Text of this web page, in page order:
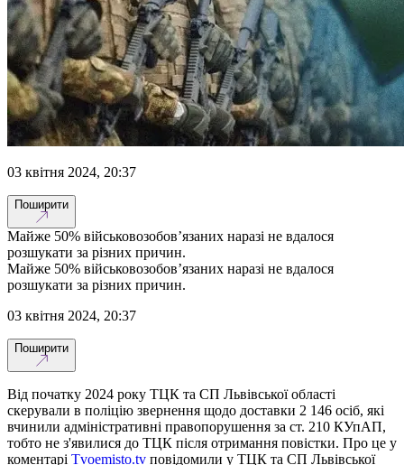
03 квітня 2024, 20:37
Поширити
Майже 50% військовозобов’язаних наразі не вдалося
розшукати за різних причин.
Майже 50% військовозобов’язаних наразі не вдалося
розшукати за різних причин.
03 квітня 2024, 20:37
Поширити
Від початку 2024 року ТЦК та СП Львівської області
скерували в поліцію звернення щодо доставки 2 146 осіб, які
вчинили адміністративні правопорушення за ст. 210 КУпАП,
тобто не з'явилися до ТЦК після отримання повістки. Про це у
коментарі Tvoemisto.tv повідомили у ТЦК та СП Львівської